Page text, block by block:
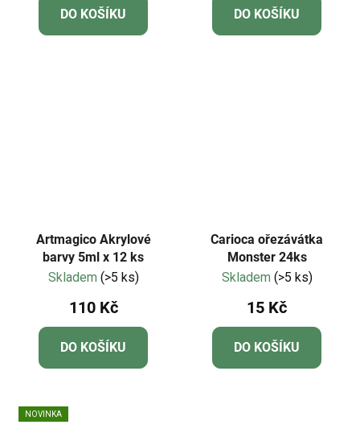
DO KOŠÍKU DO KOŠÍKU
Artmagico Akrylové
barvy 5ml x 12 ks
Skladem (>5 ks)
110 Kč
DO KOŠÍKU
Carioca ořezávátka
Monster 24ks
Skladem (>5 ks)
15 Kč
DO KOŠÍKU
NOVINKA